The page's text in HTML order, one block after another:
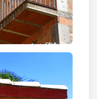
en el mural
seu verger, com
en llenç. És un
ple de matisos,